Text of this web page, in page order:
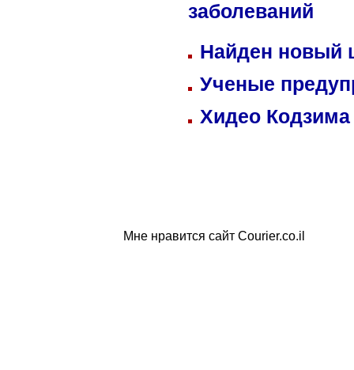
заболеваний
Найден
Ученые
Хидео
Мне нравится сайт Courier.co.il